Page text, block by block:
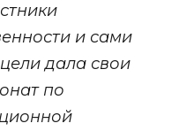
и сами
дала свои
по